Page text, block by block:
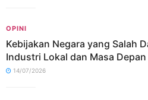
OPINI
Kebijakan Negara yang Salah
Industri Lokal dan Masa Depan
14/07/2026